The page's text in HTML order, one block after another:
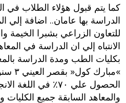
‬كما يتم قبول هؤلاء الطلاب في
الدراسة بها عامان‮.. ‬اضافة إلي
للتعاون الزراعي بشبرا
الانتباه إلي ان الدراسة في
بكليات الطب ومدة الدراسة
»‬مبارك كول‮« ‬بقصر العيني ‮٣
الحصول علي ‮٠٧‬٪‮ ‬في اللغة
والمعاهد السابقة جميع الكليات